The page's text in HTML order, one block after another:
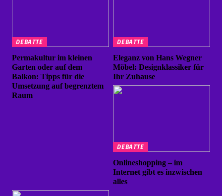
DEBATTE
Permakultur im kleinen
Garten oder auf dem
Balkon: Tipps für die
Umsetzung auf begrenztem
Raum
DEBATTE
Eleganz von Hans Wegner
Möbel: Designklassiker für
Ihr Zuhause
DEBATTE
Onlineshopping – im
Internet gibt es inzwischen
alles